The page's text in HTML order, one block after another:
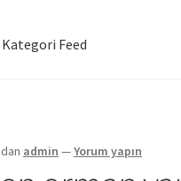
Kategori Feed
admin —Yorum yapın